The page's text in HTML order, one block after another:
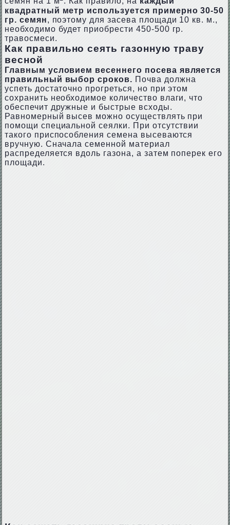
квадратный метр используется примерно 30-50
гр. семян, поэтому для засева площади 10 кв. м.,
необходимо будет приобрести 450-500 гр.
травосмеси.
Как правильно сеять газонную траву
весной
Главным условием весеннего посева является
правильный выбор сроков. Почва должна
успеть достаточно прогреться, но при этом
сохранить необходимое количество влаги, что
обеспечит дружные и быстрые всходы.
Равномерный высев можно осуществлять при
помощи специальной сеялки. При отсутствии
такого приспособления семена высеваются
вручную. Сначала семенной материал
распределяется вдоль газона, а затем поперек его
площади.